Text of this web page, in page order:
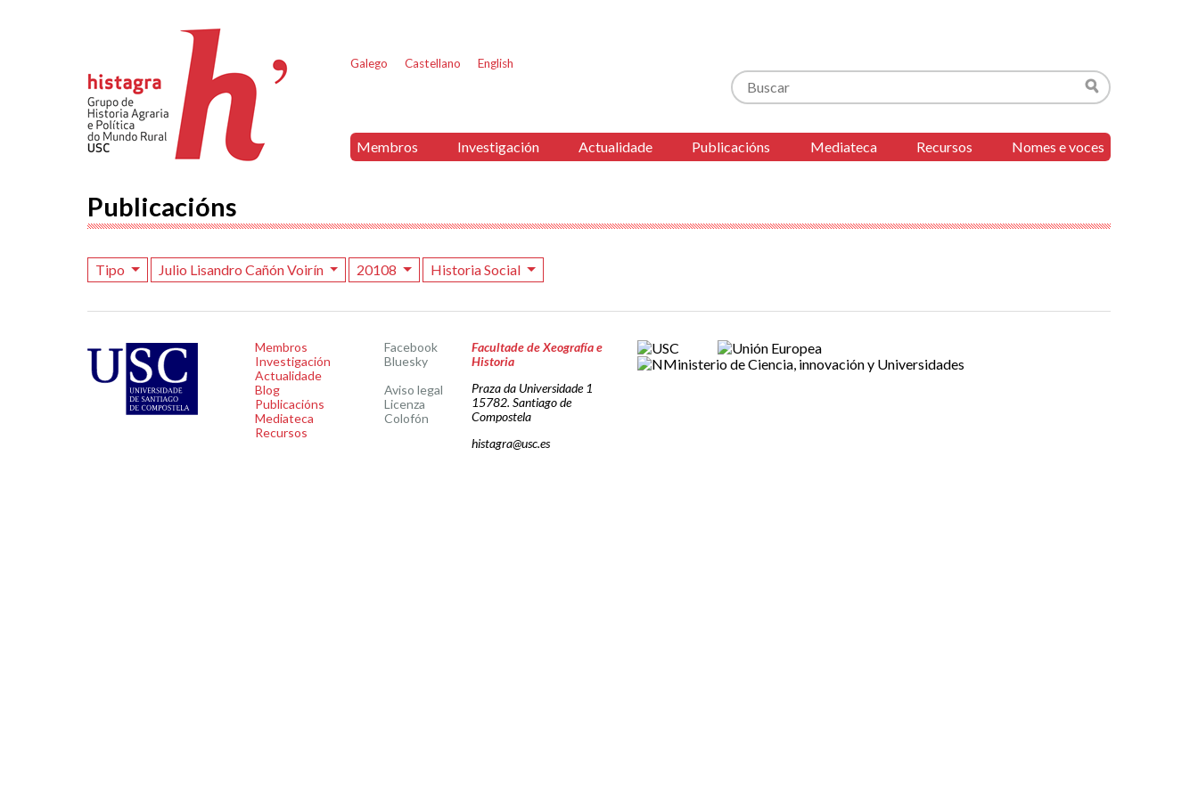
Galego Castellano English
Buscar
Buscar
Membros Investigación Actualidade Publicacións Mediateca Recursos Nomes e voces
Publicacións
Tipo Julio Lisandro Cañón Voirín 20108 Historia Social
Membros
Investigación
Actualidade
Blog
Publicacións
Mediateca
Recursos
Facebook
Bluesky
Aviso legal
Licenza
Colofón
Facultade de Xeografía e
Historia
Praza da Universidade 1
15782. Santiago de
Compostela
histagra@usc.es